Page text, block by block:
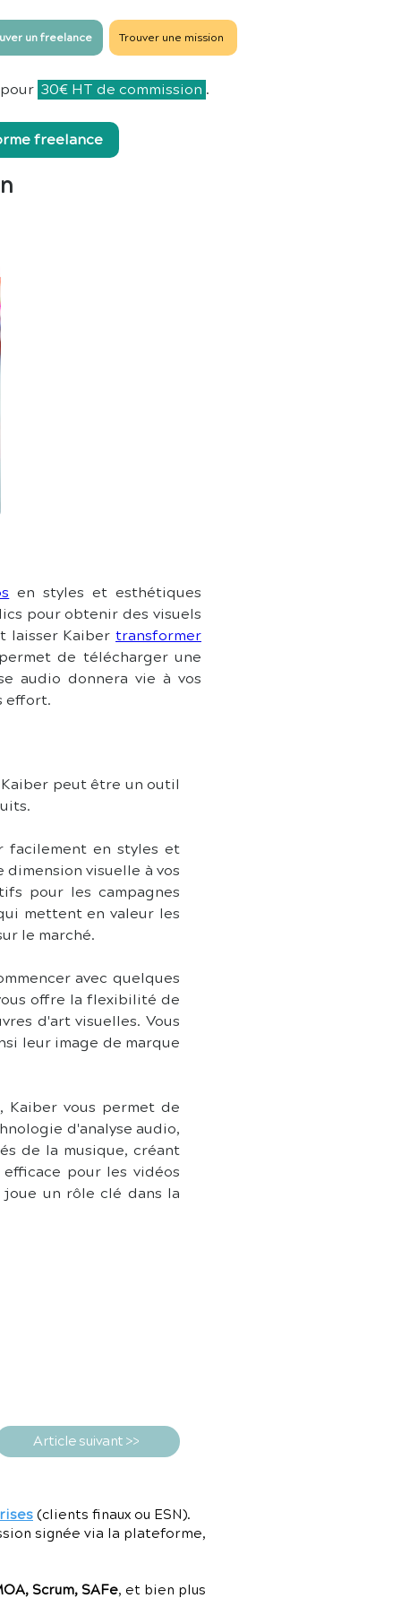
un freelance Trouver une mission
30€ HT de commission .
freelance
en styles et esthétiques
pour obtenir des visuels
laisser Kaiber transformer
de télécharger une
audio donnera vie à vos
effort.
peut être un outil
facilement en styles et
visuelle à vos
pour les campagnes
mettent en valeur les
le marché.
avec quelques
offre la flexibilité de
d'art visuelles. Vous
leur image de marque
vous permet de
d'analyse audio,
de la musique, créant
pour les vidéos
un rôle clé dans la
Article suivant >>
(clients finaux ou ESN).
signée via la plateforme,
Scrum, SAFe, et bien plus